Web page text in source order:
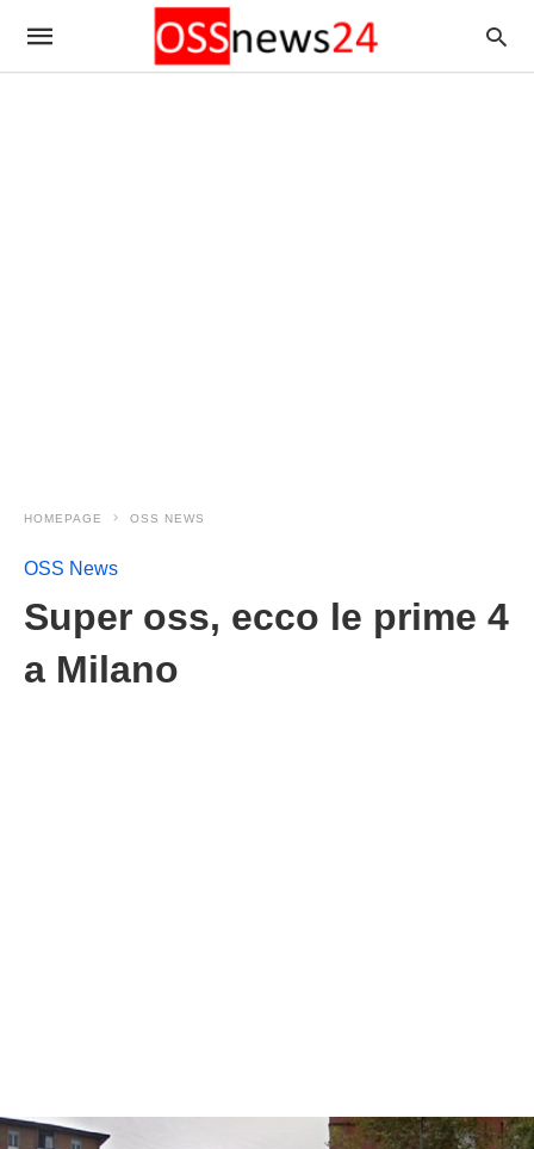
HOMEPAGE OSS NEWS
OSS News
Super oss, ecco le prime 4
a Milano